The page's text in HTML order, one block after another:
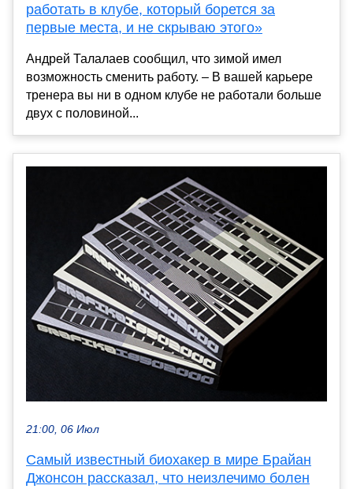
работать в клубе, который борется за
первые места, и не скрываю этого»
Андрей Талалаев сообщил, что зимой имел
возможность сменить работу. – В вашей карьере
тренера вы ни в одном клубе не работали больше
двух с половиной...
21:00, 06 Июл
Самый известный биохакер в мире Брайан
Джонсон рассказал, что неизлечимо болен